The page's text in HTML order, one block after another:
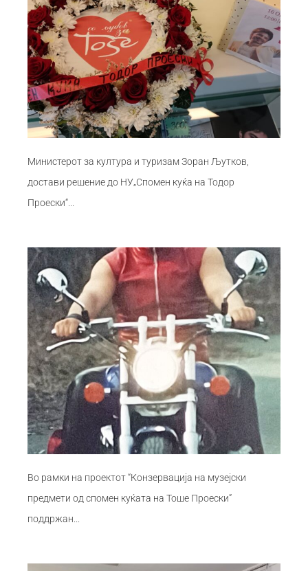
Министерот за култура и туризам Зоран Љутков,
достави решение до НУ„Спомен куќа на Тодор
Проески“...
Во рамки на проектот “Конзервација на музејски
предмети од спомен куќата на Тоше Проески”
поддржан...